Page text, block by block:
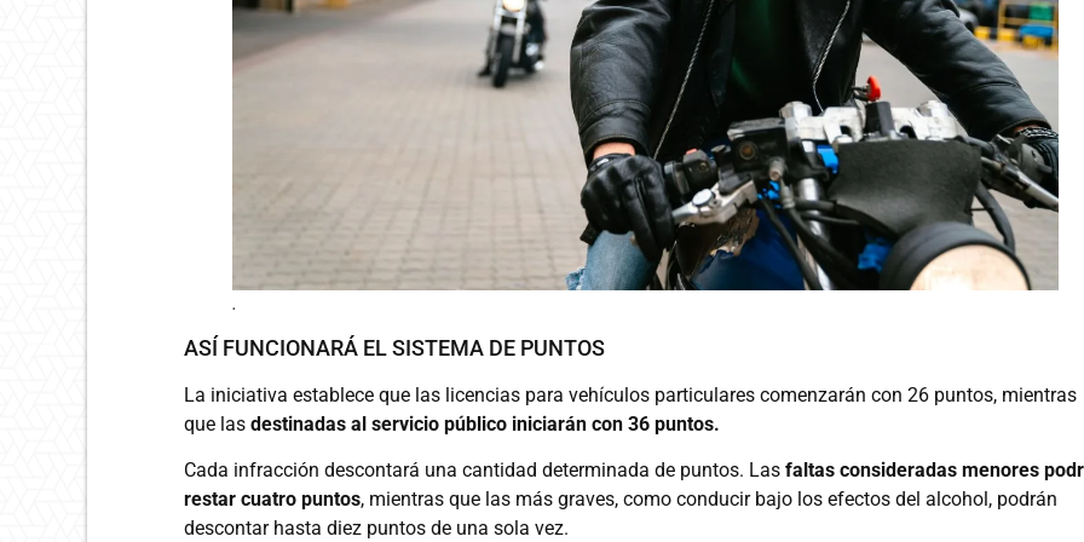
.
ASÍ FUNCIONARÁ EL SISTEMA DE PUNTOS
La iniciativa establece que las licencias para vehículos particulares comenzarán con 26 puntos, mientras
que las destinadas al servicio público iniciarán con 36 puntos.
Cada infracción descontará una cantidad determinada de puntos. Las faltas consideradas menores
restar cuatro puntos, mientras que las más graves, como conducir bajo los efectos del alcohol, podrán
descontar hasta diez puntos de una sola vez.